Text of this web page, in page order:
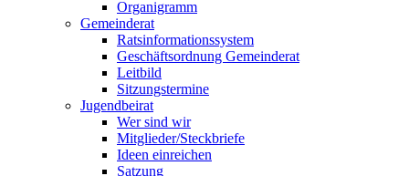
Organigramm
Gemeinderat
Ratsinformationssystem
Geschäftsordnung Gemeinderat
Leitbild
Sitzungstermine
Jugendbeirat
Wer sind wir
Mitglieder/Steckbriefe
Ideen einreichen
Satzung